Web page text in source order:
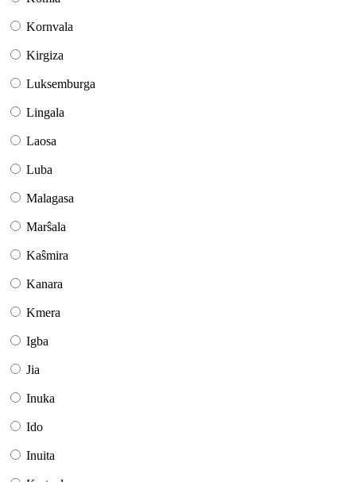
Kornvala
Kirgiza
Luksemburga
Lingala
Laosa
Luba
Malagasa
Marŝala
Kaŝmira
Kanara
Kmera
Igba
Jia
Inuka
Ido
Inuita